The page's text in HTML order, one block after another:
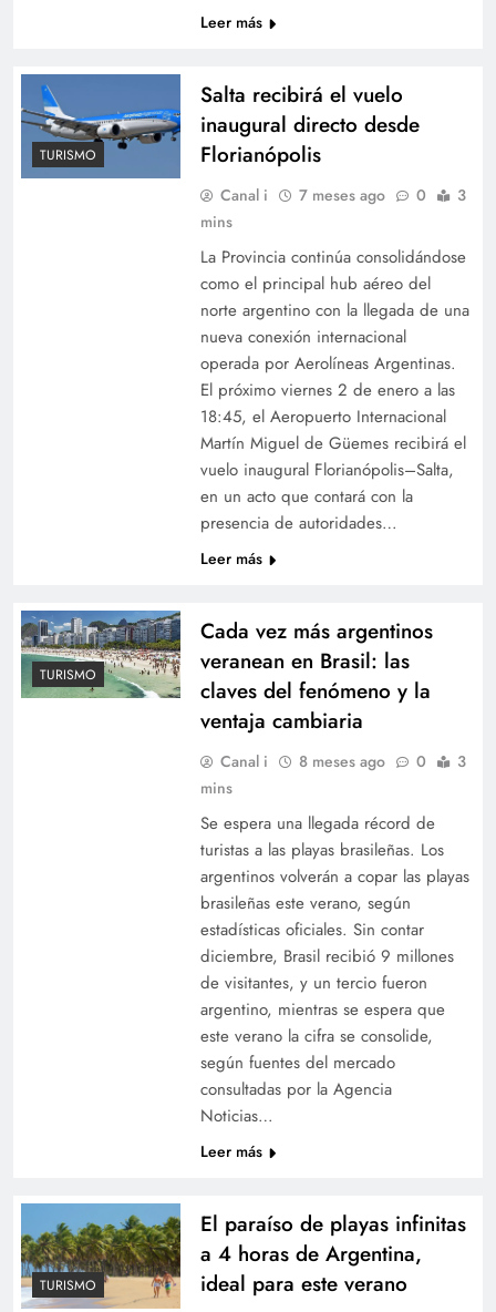
Leer más
TURISMO
Salta recibirá el vuelo
inaugural directo desde
Florianópolis
Canal i 7 meses ago 0
3
mins
La Provincia continúa consolidándose
como el principal hub aéreo del
norte argentino con la llegada de una
nueva conexión internacional
operada por Aerolíneas Argentinas.
El próximo viernes 2 de enero a las
18:45, el Aeropuerto Internacional
Martín Miguel de Güemes recibirá el
vuelo inaugural Florianópolis–Salta,
en un acto que contará con la
presencia de autoridades…
Leer más
TURISMO
Cada vez más argentinos
veranean en Brasil: las
claves del fenómeno y la
ventaja cambiaria
Canal i 8 meses ago 0
3
mins
Se espera una llegada récord de
turistas a las playas brasileñas. Los
argentinos volverán a copar las playas
brasileñas este verano, según
estadísticas oficiales. Sin contar
diciembre, Brasil recibió 9 millones
de visitantes, y un tercio fueron
argentino, mientras se espera que
este verano la cifra se consolide,
según fuentes del mercado
consultadas por la Agencia
Noticias…
Leer más
TURISMO
El paraíso de playas infinitas
a 4 horas de Argentina,
ideal para este verano